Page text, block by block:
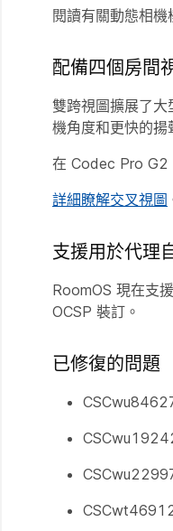
閱讀有關動態相
配備四個房間
雙跨視圖擴展了
機角度和更快的揚
在 Codec Pro G2
詳細瞭解交叉視圖
支援用於代理
RoomOS 現在支
OCSP 裝訂。
已修復的問題